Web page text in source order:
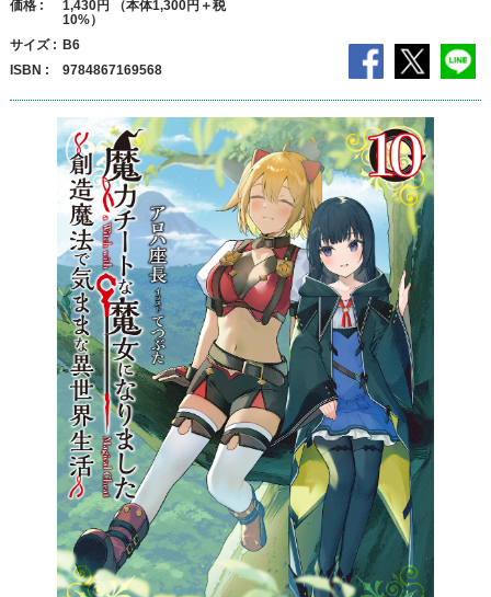
価格
1,430円 （本体1,300円＋税
10%）
サイズ
B6
ISBN
9784867169568